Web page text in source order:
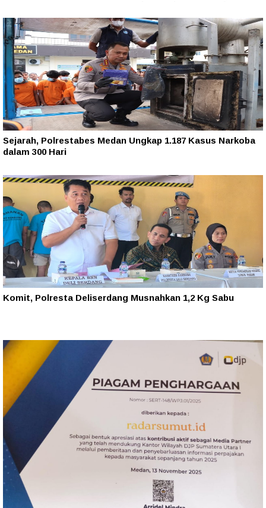
Sejarah, Polrestabes Medan Ungkap 1.187 Kasus Narkoba
dalam 300 Hari
Komit, Polresta Deliserdang Musnahkan 1,2 Kg Sabu